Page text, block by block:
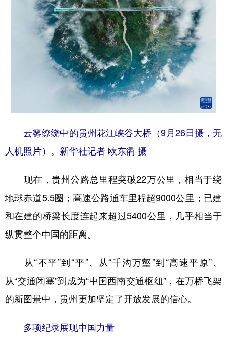
云雾缭绕中的贵州花江峡谷大桥（9月26日摄，无
人机照片）。新华社记者 欧东衢 摄
现在，贵州公路总里程突破22万公里，相当于绕
地球赤道5.5圈；高速公路通车里程超9000公里；已建
和在建的桥梁长度连起来超过5400公里，几乎相当于
纵贯整个中国的距离。
从“不平”到“平”、从“千沟万壑”到“高速平原”、
从“交通闭塞”到成为“中国西南交通枢纽”，在万桥飞架
的新图景中，贵州更加坚定了开放发展的信心。
多项纪录展现中国力量